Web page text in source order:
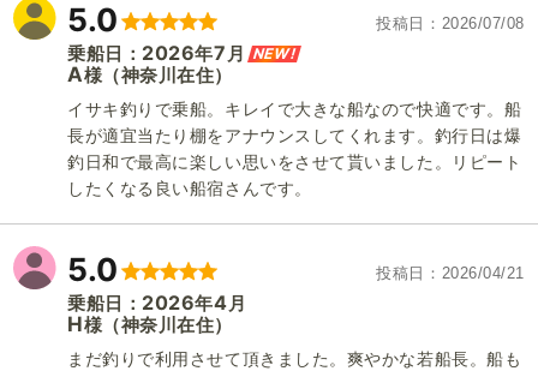
5.0 投稿日 2026/07/08
乗船日： 2026年7 月 NEW!
A様 （神奈川在住）
イサキ釣りで乗船。キレイで大きな船なので快適です。船
長が適宜当たり棚をアナウンスしてくれます。釣行日は爆
釣日和で最高に楽しい思いをさせて貰いました。リピート
したくなる良い船宿さんです。
5.0 投稿日 2026/04/21
乗船日： 2026年4 月
H様 （神奈川在住）
まだ釣りで利用させて頂きました。爽やかな若船長。船も